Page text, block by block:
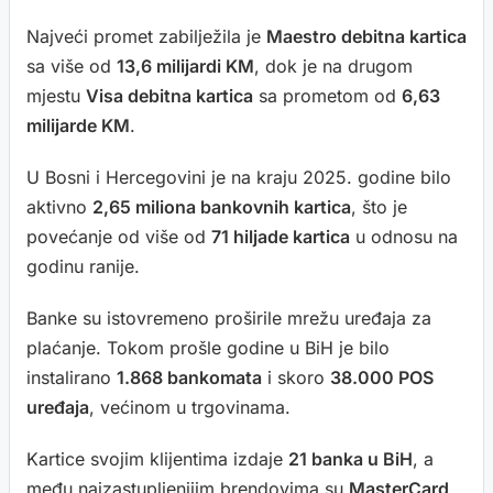
Najveći promet zabilježila je Maestro debitna kartica
sa više od 13,6 milijardi KM, dok je na drugom
mjestu Visa debitna kartica sa prometom od 6,63
milijarde KM.
U Bosni i Hercegovini je na kraju 2025. godine bilo
aktivno 2,65 miliona bankovnih kartica, što je
povećanje od više od 71 hiljade kartica u odnosu na
godinu ranije.
Banke su istovremeno proširile mrežu uređaja za
plaćanje. Tokom prošle godine u BiH je bilo
instalirano 1.868 bankomata i skoro 38.000 POS
uređaja, većinom u trgovinama.
Kartice svojim klijentima izdaje 21 banka u BiH, a
među najzastupljenijim brendovima su MasterCard,